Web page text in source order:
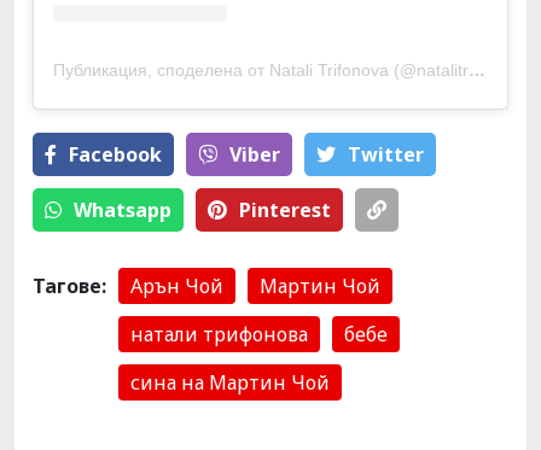
Публикация, споделена от Natali Trifonova (@natalitrifonova)
Facebook Viber Тwitter
Whatsapp Pinterest
Тагове: Арън Чой
Мартин Чой
натали трифонова
бебе
сина на Мартин Чой